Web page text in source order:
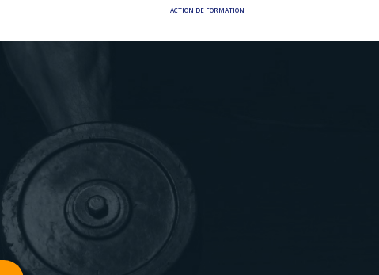
ACTION DE FORMATION